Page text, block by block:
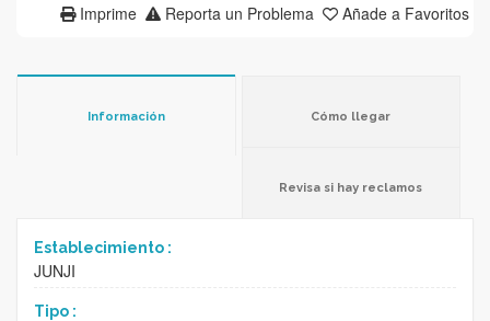
Añade a Favoritos
Reporta un Problema
Imprime
Información Cómo llegar
Revisa si hay reclamos
Establecimiento :
JUNJI
Tipo :